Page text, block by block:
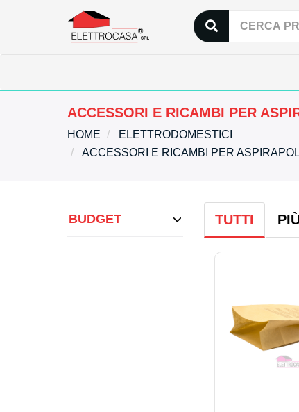
ACCESSORI E RICAMBI PER
HOME
ELETTRODOMESTICI
ACCESSORI E RICAMBI PER
BUDGET TUTTI